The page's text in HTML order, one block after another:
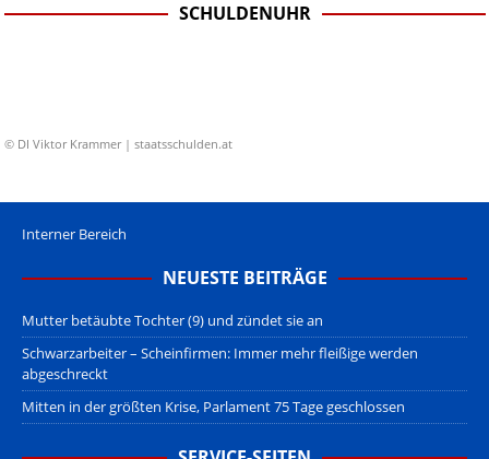
SCHULDENUHR
© DI Viktor Krammer | staatsschulden.at
Interner Bereich
NEUESTE BEITRÄGE
Mutter betäubte Tochter (9) und zündet sie an
Schwarzarbeiter – Scheinfirmen: Immer mehr fleißige werden
abgeschreckt
Mitten in der größten Krise, Parlament 75 Tage geschlossen